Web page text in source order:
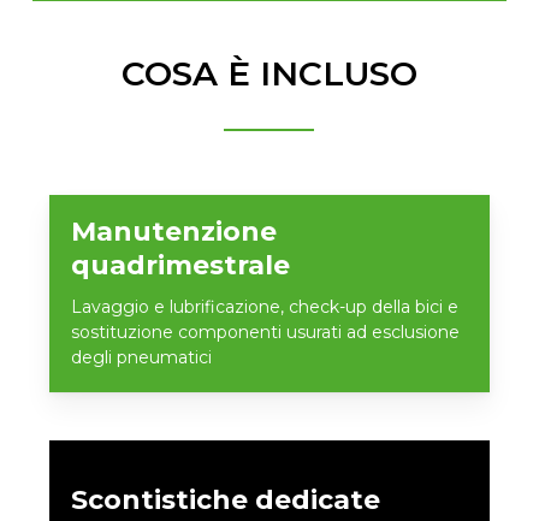
COSA È INCLUSO
Manutenzione
quadrimestrale
Lavaggio e lubrificazione, check-up della bici e
sostituzione componenti usurati ad esclusione
degli pneumatici
Scontistiche dedicate